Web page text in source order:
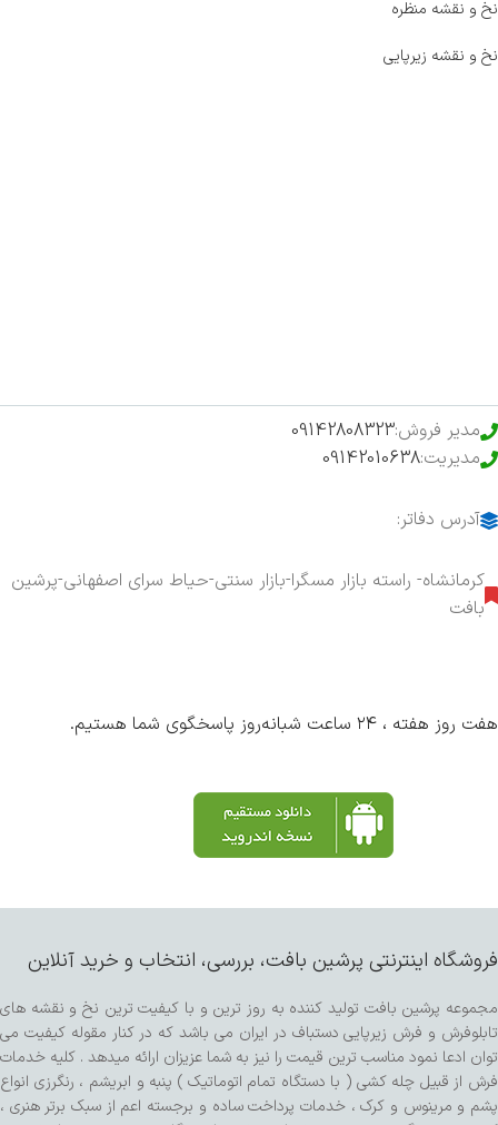
نخ و نقشه منظره
نخ و نقشه زیرپایی
مدیر فروش:09142808323
مدیریت:09142010638
آدرس دفاتر:
کرمانشاه- راسته بازار مسگرا-بازار سنتی-حیاط سرای اصفهانی-پرشین
بافت
هفت روز هفته ، ۲۴ ساعت شبانه‌روز پاسخگوی شما هستیم.
فروشگاه اینترنتی پرشین بافت، بررسی، انتخاب و خرید آنلاین
مجموعه پرشین بافت تولید کننده به روز ترین و با کیفیت ترین نخ و نقشه های
تابلوفرش و فرش زیرپایی دستباف در ایران می باشد که در کنار مقوله کیفیت می
توان ادعا نمود مناسب ترین قیمت را نیز به شما عزیزان ارائه میدهد . کلیه خدمات
فرش از قبیل چله کشی ( با دستگاه تمام اتوماتیک ) پنبه و ابریشم ، رنگرزی انواع
پشم و مرینوس و کرک ، خدمات پرداخت ساده و برجسته اعم از سبک برتر هنری ،